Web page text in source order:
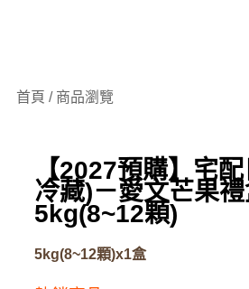
首頁 / 商品瀏覽
【2027預購】宅
冷藏)－愛文芒果
5kg(8~12顆)
5kg(8~12顆)x1盒